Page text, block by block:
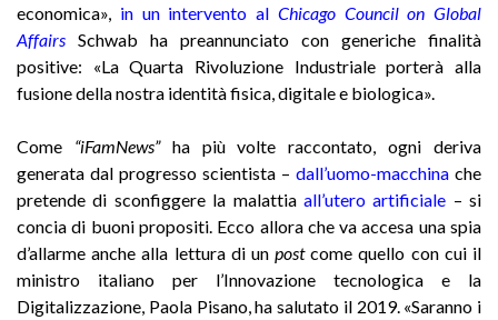
economica»,
in un intervento al Chicago Council on Global
Affairs Schwab ha preannunciato con generiche finalità
positive: «La Quarta Rivoluzione Industriale porterà alla
fusione della nostra identità fisica, digitale e biologica».
Come “iFamNews”ha più volte raccontato, ogni deriva
generata dal progresso scientista – dall’uomo-macchina che
pretende di sconfiggere la malattia all’utero artificiale – si
concia di buoni propositi. Ecco allora che va accesa una spia
d’allarme anche alla lettura di unpostcome quello con cui il
ministro italiano per l’Innovazione tecnologica e la
Digitalizzazione, Paola Pisano, ha salutato il 2019. «Saranno i